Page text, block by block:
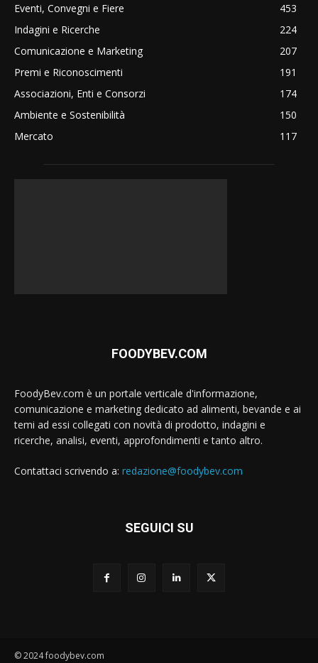
Eventi, Convegni e Fiere
453
Indagini e Ricerche
224
Comunicazione e Marketing
207
Premi e Riconoscimenti
191
Associazioni, Enti e Consorzi
174
Ambiente e Sostenibilità
150
Mercato
117
FOODYBEV.COM
FoodyBev.com è un portale verticale d'informazione,
comunicazione e marketing dedicato ad alimenti, bevande e ai
temi ad essi collegati con novità di prodotto, indagini e
ricerche, analisi, eventi, approfondimenti e tanto altro.
Contattaci scrivendo a: redazione@foodybev.com
SEGUICI SU
© 2024 foodybev.com